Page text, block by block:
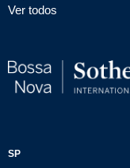
Ver todos
SP